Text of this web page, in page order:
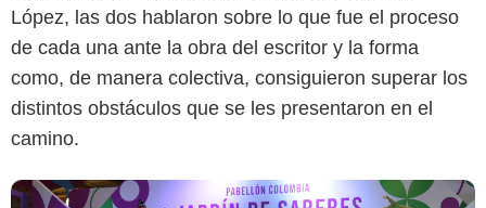
López, las dos hablaron sobre lo que fue el proceso
de cada una ante la obra del escritor y la forma
como, de manera colectiva, consiguieron superar los
distintos obstáculos que se les presentaron en el
camino.